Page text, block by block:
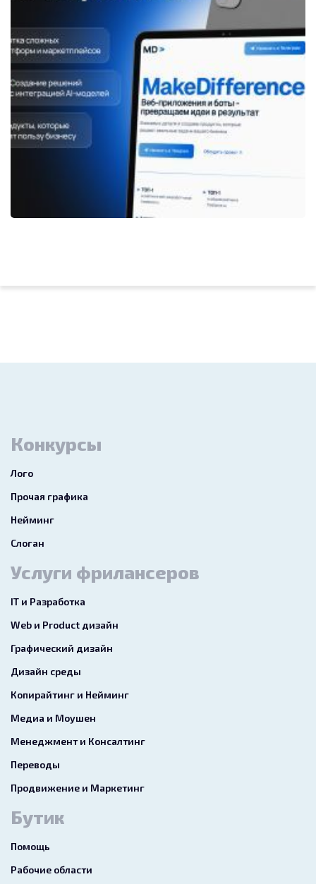
Конкурсы
Лого
Прочая графика
Нейминг
Слоган
Услуги фрилансеров
IT и Разработка
Web и Product дизайн
Графический дизайн
Дизайн среды
Копирайтинг и Нейминг
Медиа и Моушен
Менеджмент и Консалтинг
Переводы
Продвижение и Маркетинг
Бутик
Помощь
Рабочие области